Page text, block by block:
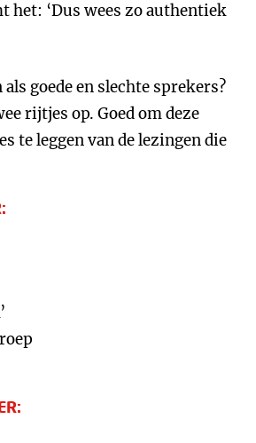
het: ‘Dus wees zo authentiek
goede en slechte sprekers?
rijtjes op. Goed om deze
te leggen van de lezingen die